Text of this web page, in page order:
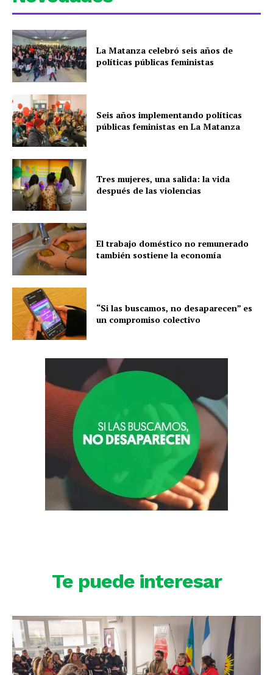
La Matanza celebró seis años de
políticas públicas feministas
Seis años implementando políticas
públicas feministas en La Matanza
Tres mujeres, una salida: la vida
después de las violencias
El trabajo doméstico no remunerado
también sostiene la economía
“Si las buscamos, no desaparecen” es
un compromiso colectivo
Te puede interesar